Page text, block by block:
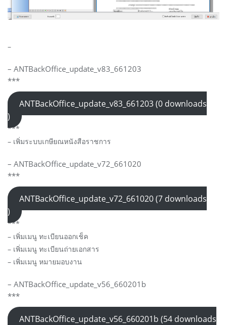
–
– ANTBackOffice_update_v83_661203
***
ANTBackOffice_update_v83_661203 (0 downloads
)
***
– เพิ่มระบบเกษียณหนังสือราชการ
– ANTBackOffice_update_v72_661020
***
ANTBackOffice_update_v72_661020 (7 downloads
)
***
– เพิ่มเมนู ทะเบียนออกเช็ค
– เพิ่มเมนู ทะเบียนถ่ายเอกสาร
– เพิ่มเมนู หมายมอบงาน
– ANTBackOffice_update_v56_660201b
***
ANTBackOffice_update_v56_660201b (54 downloads